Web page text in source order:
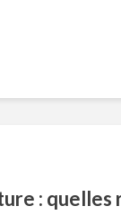
: quelles